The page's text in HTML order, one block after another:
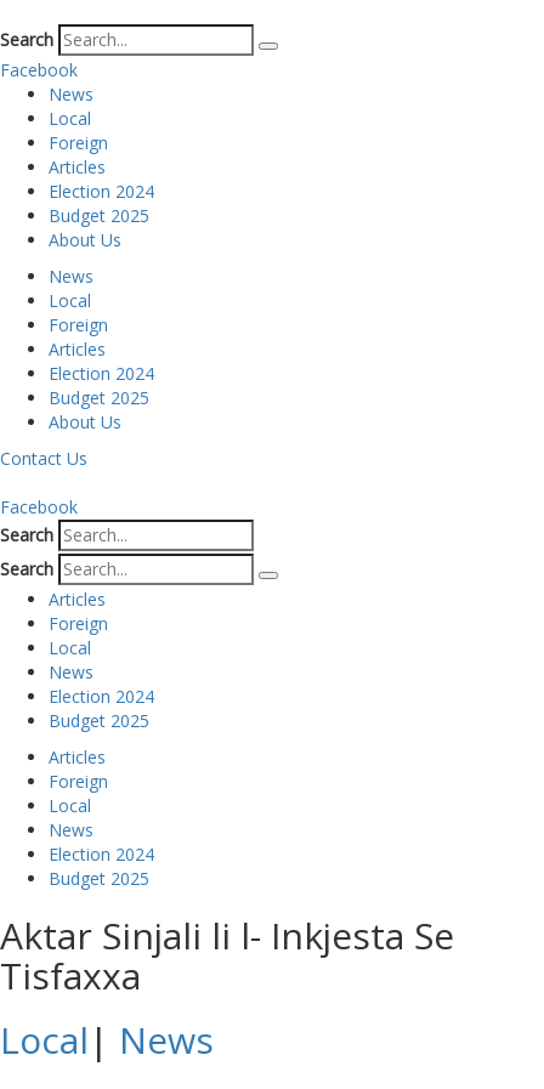
Search
Facebook
News
Local
Foreign
Articles
Election 2024
Budget 2025
About Us
News
Local
Foreign
Articles
Election 2024
Budget 2025
About Us
Contact Us
Facebook
Search
Search
Articles
Foreign
Local
News
Election 2024
Budget 2025
Articles
Foreign
Local
News
Election 2024
Budget 2025
Aktar Sinjali li l- Inkjesta Se
Tisfaxxa
Local | News